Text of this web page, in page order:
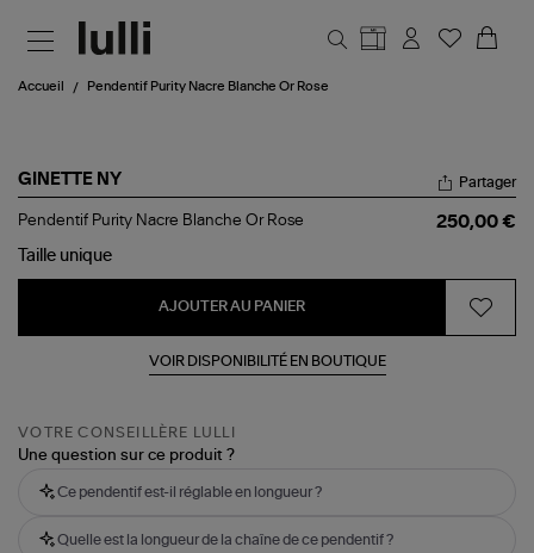
Accueil Pendentif Purity Nacre Blanche Or Rose
GINETTE NY
Pendentif
Nacre
Partager
Pendentif Purity Nacre Blanche Or Rose
250,00 €
Taille unique
AJOUTER AU PANIER
VOIR DISPONIBILITÉ EN BOUTIQUE
VOTRE CONSEILLÈRE LULLI
Une question sur ce produit ?
Ce pendentif est-il réglable en longueur ?
Quelle est la longueur de la chaîne de ce pendentif ?